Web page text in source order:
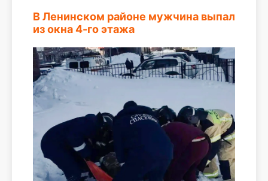
В Ленинском районе мужчина выпал
из окна 4-го этажа